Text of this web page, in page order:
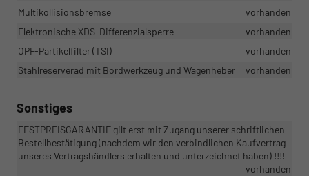
Multikollisionsbremse
vorhanden
Elektronische XDS-Differenzialsperre
vorhanden
OPF-Partikelfilter (TSI)
vorhanden
Stahlreserverad mit Bordwerkzeug und Wagenheber
vorhanden
Sonstiges
FESTPREISGARANTIE gilt erst mit Zugang unserer schriftlichen
Bestellbestätigung (nachdem wir den verbindlichen Kaufvertrag
unseres Vertragshändlers erhalten und unterzeichnet haben) !!!!
vorhanden